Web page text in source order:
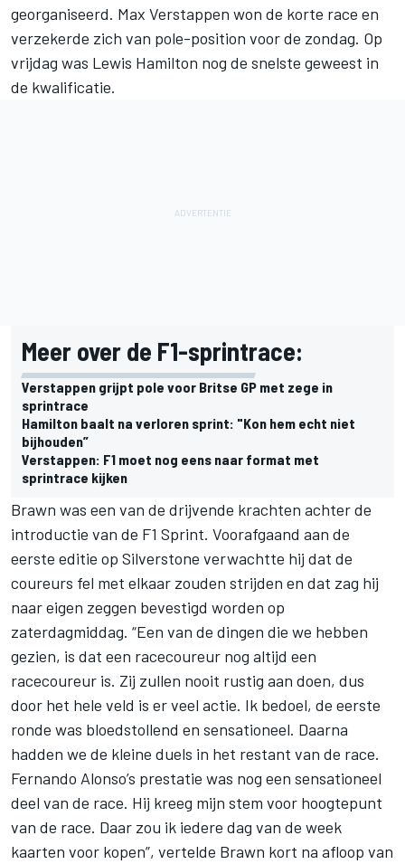
georganiseerd. Max Verstappen won de korte race en
verzekerde zich van pole-position voor de zondag. Op
vrijdag was Lewis Hamilton nog de snelste geweest in
de kwalificatie.
Meer over de F1-sprintrace:
Verstappen grijpt pole voor Britse GP met zege in
sprintrace
Hamilton baalt na verloren sprint: "Kon hem echt niet
bijhouden”
Verstappen: F1 moet nog eens naar format met
sprintrace kijken
Brawn was een van de drijvende krachten achter de
introductie van de F1 Sprint. Voorafgaand aan de
eerste editie op Silverstone verwachtte hij dat de
coureurs fel met elkaar zouden strijden en dat zag hij
naar eigen zeggen bevestigd worden op
zaterdagmiddag. “Een van de dingen die we hebben
gezien, is dat een racecoureur nog altijd een
racecoureur is. Zij zullen nooit rustig aan doen, dus
door het hele veld is er veel actie. Ik bedoel, de eerste
ronde was bloedstollend en sensationeel. Daarna
hadden we de kleine duels in het restant van de race.
Fernando Alonso’s prestatie was nog een sensationeel
deel van de race. Hij kreeg mijn stem voor hoogtepunt
van de race. Daar zou ik iedere dag van de week
kaarten voor kopen”, vertelde Brawn kort na afloop van